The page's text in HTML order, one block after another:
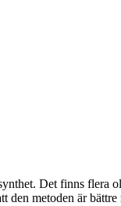
Det finns flera
den metoden är bättre